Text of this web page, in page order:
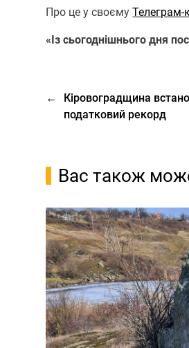
Про це у своємуТелеграм-
«Із сьогоднішнього дня
←
Кіровоградщина
податковий рекорд
Вас також